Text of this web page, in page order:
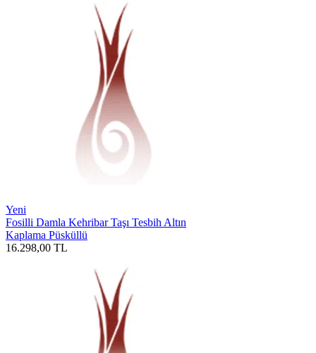
Yeni
Fosilli Damla Kehribar Taşı Tesbih Altın
Kaplama Püsküllü
16.298,00 TL